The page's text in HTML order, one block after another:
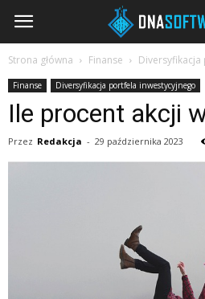
DNAsoftware.pl
Strona główna Finanse
Finanse Diversyfikacja portfela inwestycyjnego
Ile procent akcji
Przez Redakcja - 29 października 2023